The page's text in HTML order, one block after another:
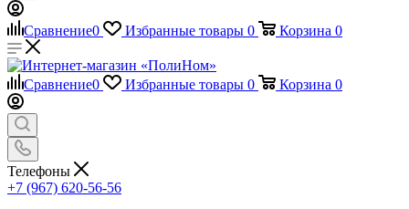
Сравнение0 Избранные товары 0 Корзина 0
Сравнение0 Избранные товары 0 Корзина 0
Телефоны
+7 (967) 620-56-56